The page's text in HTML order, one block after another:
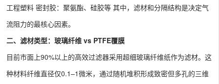
工程塑料 密封胶：聚氨酯、硅胶等 其中，滤材和分隔结构是决定气
流阻力的最核心因素。
二、滤材类型：玻璃纤维 vs PTFE覆膜
目前市面上90%以上的高效过滤器采用超细玻璃纤维纸作为滤材。这
种材料纤维直径仅0.1–1微米，通过随机堆积形成致密但多孔的三维